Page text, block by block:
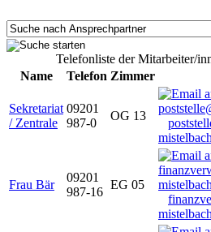
Telefonliste der Mitarbeiter/
Name
Telefon Zimmer
Sekretariat
/ Zentrale
09201
987-0
OG 13
Frau Bär
09201
987-16
EG 05